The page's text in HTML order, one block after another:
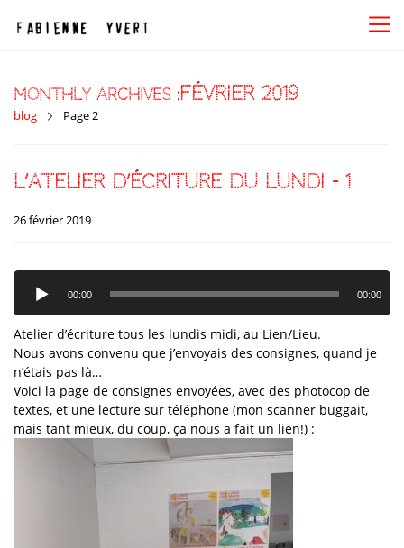
Monthly Archives :février 2019
blog Page 2
l’atelier d’écriture du lundi – 1
26 février 2019
Lecteur
audio
00:00 00:00
Atelier d’écriture tous les lundis midi, au Lien/Lieu.
Nous avons convenu que j’envoyais des consignes, quand je
n’étais pas là…
Voici la page de consignes envoyées, avec des photocop de
textes, et une lecture sur téléphone (mon scanner buggait,
mais tant mieux, du coup, ça nous a fait un lien!) :